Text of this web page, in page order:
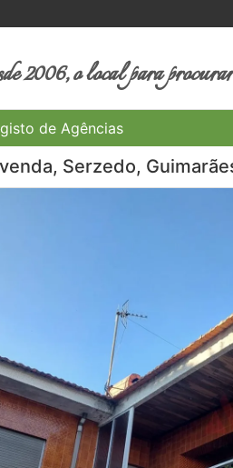
2006, o local para
de Agências
Serzedo,